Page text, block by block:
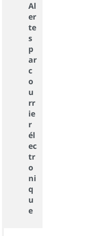
Al
er
te
s
p
ar
c
o
u
rr
ie
r
él
ec
tr
o
ni
q
u
e